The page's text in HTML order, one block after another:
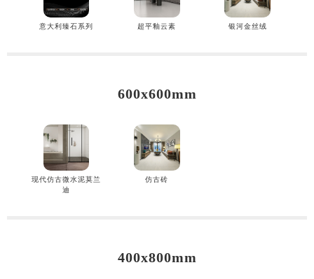
意大利臻石系列 超平釉云素 银河金丝绒
600x600mm
现代仿古微水泥莫兰
迪
仿古砖
400x800mm